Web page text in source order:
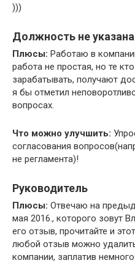
)))
Должность не указана
Плюсы: Работаю в
работа не простая, но те
зарабатывать, получают
я бы отметил
вопросах.
Что можно улучшить:
согласования
не регламента)!
Руководитель
Плюсы: Отвечаю на
мая 2016., которого зовут
его отзыв, прочитайте и
любой отзыв можно
компании, заплатив